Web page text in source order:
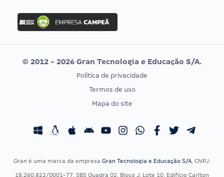
Concurso Ibama
Concurso MPU
Editais publicados
Vunesp
CONCURSOS POR PROFISSÃO
Concursos Fiscais
EXAME DE ORDEM
Calendário OAB
© 2012 - 2026 Gran Tecnologia e Educação S/A.
Política de privacidade
Termos de uso
Mapa do site
Gran é uma marca da empresa Gran Tecnologia e Educação S/A, CNPJ:
18.260.822/0001-77, SBS Quadra 02, Bloco J, Lote 10, Edifício Carlton